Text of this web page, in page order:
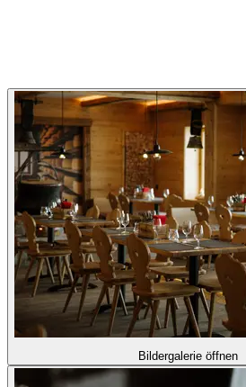
Bildergalerie öffnen